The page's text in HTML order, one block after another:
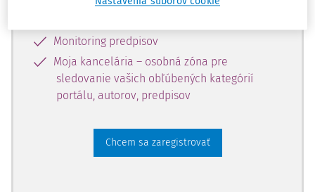
Monitoring predpisov
Moja kancelária – osobná zóna pre
sledovanie vašich obľúbených kategórií
portálu, autorov, predpisov
Chcem sa zaregistrovať